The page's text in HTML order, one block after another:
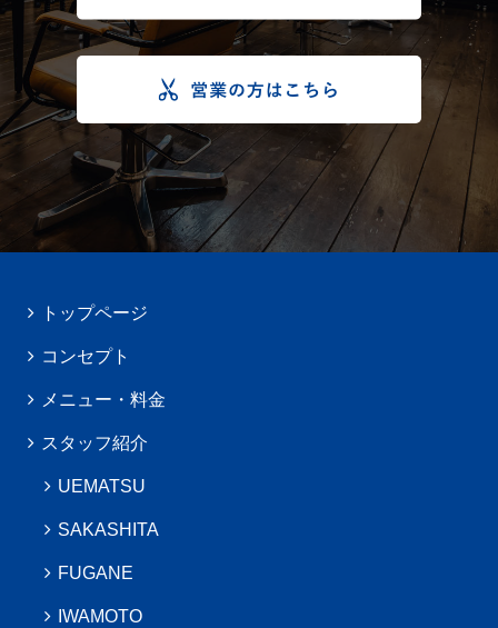
トップページ
コンセプト
メニュー・料金
スタッフ紹介
UEMATSU
SAKASHITA
FUGANE
IWAMOTO